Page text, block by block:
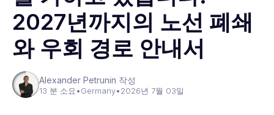
2027년까지의 노선 폐쇄
와 우회 경로 안내서
Alexander Petrunin 작성
13 분 소요 •Germany•2026년 7월 03일